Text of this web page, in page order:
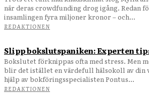
när deras crowdfunding drog igång. Redan
insamlingen fyra miljoner kronor – och...
REDAKTIONEN
Slipp bokslutspaniken: Experten
Bokslutet förknippas ofta med stress. Men
blir det istället en värdefull hälsokoll av din
hjälp av bokföringsspecialisten Pontus...
REDAKTIONEN